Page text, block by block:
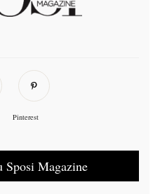
Pinterest
Sposi Magazine